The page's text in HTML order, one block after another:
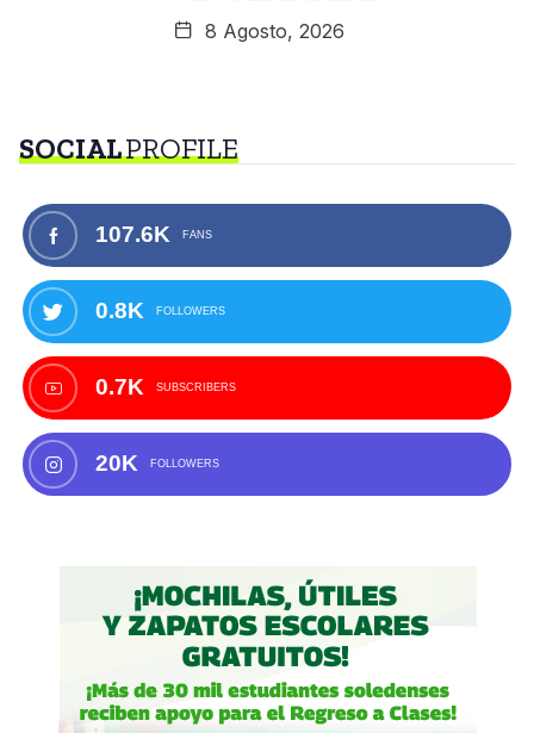
8 Agosto, 2026
SOCIALPROFILE
107.6K FANS
0.8K FOLLOWERS
0.7K SUBSCRIBERS
20K FOLLOWERS